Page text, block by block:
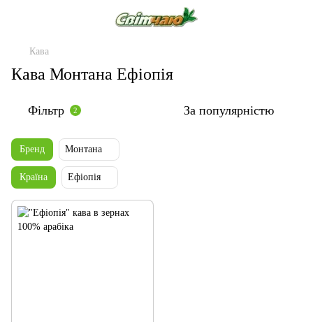
Кава
Кава Монтана Ефіопія
Фільтр 2 За популярністю
Бренд Монтана
Країна Ефіопія